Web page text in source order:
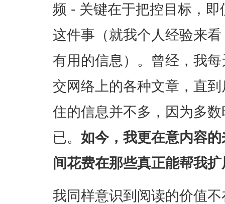
频 - 关键在于把控目标，
这件事（就我个人经验来
有用的信息）。曾经，我
交网络上的各种文章，直
住的信息并不多，因为多
已。 如今，我更在意内容
间花费在那些真正能帮我
我同样意识到阅读的价值